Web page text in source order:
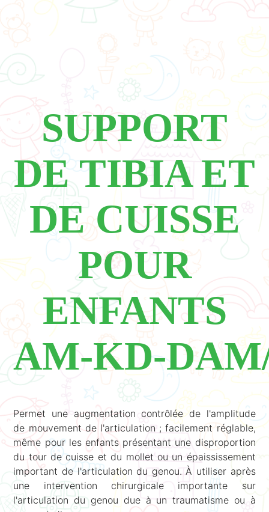
SUPPORT
DE TIBIA ET
DE CUISSE
POUR
ENFANTS
Permet une augmentation contrôlée de l'amplitude
de mouvement de l'articulation ; facilement réglable,
même pour les enfants présentant une disproportion
du tour de cuisse et du mollet ou un épaississement
important de l'articulation du genou. À utiliser après
une intervention chirurgicale importante sur
l'articulation du genou due à un traumatisme ou à